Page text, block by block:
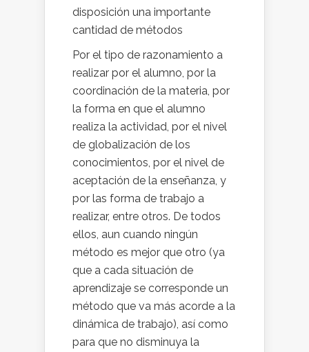
disposición una importante
cantidad de métodos
Por el tipo de razonamiento a
realizar por el alumno, por la
coordinación de la materia, por
la forma en que el alumno
realiza la actividad, por el nivel
de globalización de los
conocimientos, por el nivel de
aceptación de la enseñanza, y
por las forma de trabajo a
realizar, entre otros. De todos
ellos, aun cuando ningún
método es mejor que otro (ya
que a cada situación de
aprendizaje se corresponde un
método que va más acorde a la
dinámica de trabajo), así como
para que no disminuya la